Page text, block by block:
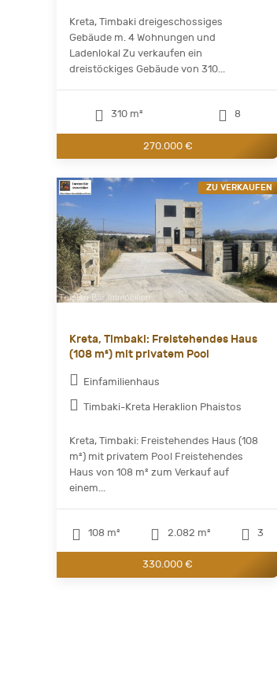
Kreta, Timbaki dreigeschossiges
Gebäude m. 4 Wohnungen und
Ladenlokal Zu verkaufen ein
dreistöckiges Gebäude von 310...
310 m² 8
270.000 €
Kreta, Timbaki: Freistehendes Haus
(108 m²) mit privatem Pool
Einfamilienhaus
Timbaki-Kreta Heraklion Phaistos
Kreta, Timbaki: Freistehendes Haus (108
m²) mit privatem Pool Freistehendes
Haus von 108 m² zum Verkauf auf
einem...
108 m² 2.082 m² 3
330.000 €
ZU VERKAUFEN